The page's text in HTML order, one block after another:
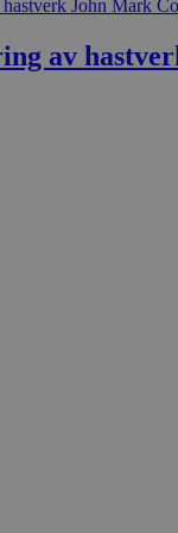
av